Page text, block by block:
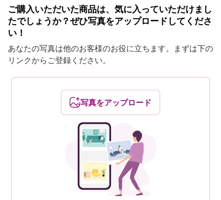
ご購入いただいた商品は、気に入っていただけまし
たでしょうか？ぜひ写真をアップロードしてくださ
い！
あなたの写真は他のお客様のお役に立ちます。まずは下の
リンクからご登録ください。
写真をアップロード